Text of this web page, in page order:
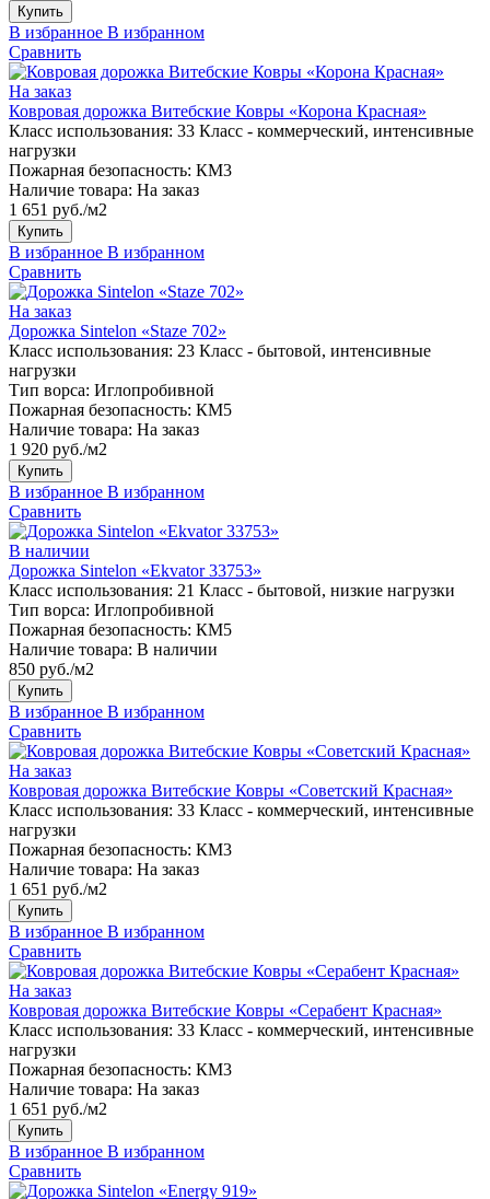
Купить
В избранное В избранном
Сравнить
На заказ
Ковровая дорожка Витебские Ковры «Корона Красная»
Класс использования: 33 Класс - коммерческий, интенсивные
нагрузки
Пожарная безопасность: КМ3
Наличие товара: На заказ
1 651 руб./м2
Купить
В избранное В избранном
Сравнить
На заказ
Дорожка Sintelon «Staze 702»
Класс использования: 23 Класс - бытовой, интенсивные
нагрузки
Тип ворса: Иглопробивной
Пожарная безопасность: КМ5
Наличие товара: На заказ
1 920 руб./м2
Купить
В избранное В избранном
Сравнить
В наличии
Дорожка Sintelon «Ekvator 33753»
Класс использования: 21 Класс - бытовой, низкие нагрузки
Тип ворса: Иглопробивной
Пожарная безопасность: КМ5
Наличие товара: В наличии
850 руб./м2
Купить
В избранное В избранном
Сравнить
На заказ
Ковровая дорожка Витебские Ковры «Советский Красная»
Класс использования: 33 Класс - коммерческий, интенсивные
нагрузки
Пожарная безопасность: КМ3
Наличие товара: На заказ
1 651 руб./м2
Купить
В избранное В избранном
Сравнить
На заказ
Ковровая дорожка Витебские Ковры «Серабент Красная»
Класс использования: 33 Класс - коммерческий, интенсивные
нагрузки
Пожарная безопасность: КМ3
Наличие товара: На заказ
1 651 руб./м2
Купить
В избранное В избранном
Сравнить